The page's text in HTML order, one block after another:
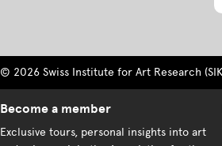
© 2026 Swiss Institute for Art Research
Become a member
Exclusive tours, personal insights into art